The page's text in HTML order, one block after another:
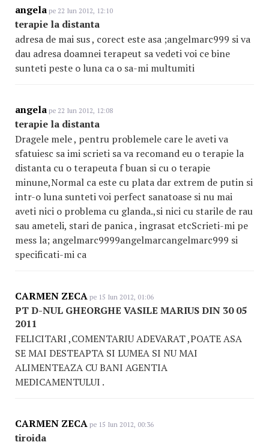
angela pe 22 Iun 2012, 12:10
terapie la distanta
adresa de mai sus , corect este asa ;angelmarc999 si va
dau adresa doamnei terapeut sa vedeti voi ce bine
sunteti peste o luna ca o sa-mi multumiti
angela pe 22 Iun 2012, 12:08
terapie la distanta
Dragele mele , pentru problemele care le aveti va
sfatuiesc sa imi scrieti sa va recomand eu o terapie la
distanta cu o terapeuta f buan si cu o terapie
minune,Normal ca este cu plata dar extrem de putin si
intr-o luna sunteti voi perfect sanatoase si nu mai
aveti nici o problema cu glanda.,si nici cu starile de rau
sau ameteli, stari de panica , ingrasat etcScrieti-mi pe
mess la; angelmarc9999angelmarcangelmarc999 si
specificati-mi ca
CARMEN ZECA pe 15 Iun 2012, 01:06
PT D-NUL GHEORGHE VASILE MARIUS DIN 30 05
2011
FELICITARI ,COMENTARIU ADEVARAT ,POATE ASA
SE MAI DESTEAPTA SI LUMEA SI NU MAI
ALIMENTEAZA CU BANI AGENTIA
MEDICAMENTULUI .
CARMEN ZECA pe 15 Iun 2012, 00:36
tiroida